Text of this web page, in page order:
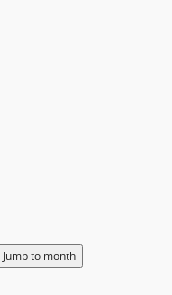
Jump to month